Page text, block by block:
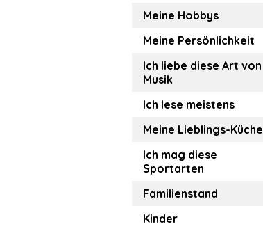
Meine Hobbys
Meine Persönlichkeit
Ich liebe diese Art von
Musik
Ich lese meistens
Meine Lieblings-Küche
Ich mag diese
Sportarten
Familienstand
Kinder